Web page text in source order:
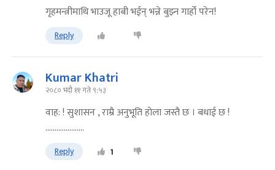
गृहमन्त्रीमाथि भाउजू हाबी भईन् भन्ने बुझ्न गार्हो परेन!
Reply
Kumar Khatri
२०८० भदौ ११ गते ९:५३
वाह: ! सुशासन , राम्रै अनुभूति हाेला जस्तै छ । बधाई छ !
.....................
Reply 1